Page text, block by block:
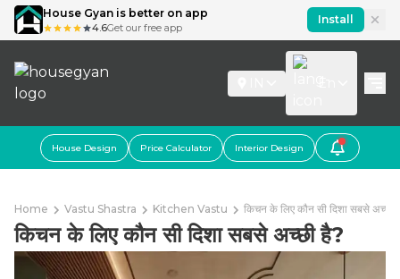
House Gyan is better on app
4.6Get our free app
Install
House Design Price Calculator Interior Design
Home Vastu Shastra Kitchen Vastu किचन के लिए कौन सी दिशा सबसे अच्छी
किचन के लिए कौन सी दिशा सबसे अच्छी है?